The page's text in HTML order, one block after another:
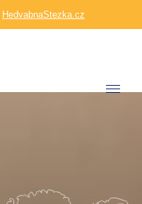
HedvabnaStezka.cz